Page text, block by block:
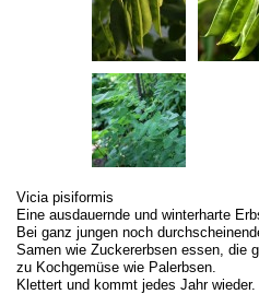
Vicia pisiformis
Eine ausdauernde und winterharte
Bei ganz jungen noch
Samen wie Zuckererbsen essen, die
zu Kochgemüse wie Palerbsen.
Klettert und kommt jedes Jahr